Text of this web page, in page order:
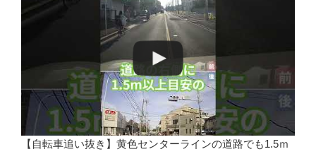
【自転車追い抜き】黄色センターラインの道路でも1.5ｍ